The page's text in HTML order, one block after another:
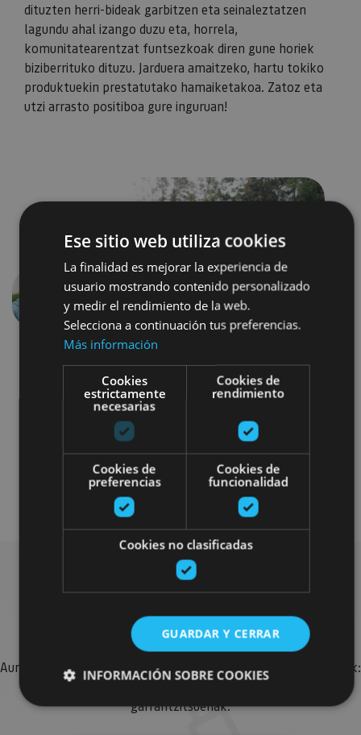
dituzten herri-bideak garbitzen eta seinaleztatzen
lagundu ahal izango duzu eta, horrela,
komunitatearentzat funtsezkoak diren gune horiek
biziberrituko dituzu. Jarduera amaitzeko, hartu tokiko
produktuekin prestatutako hamaiketakoa. Zatoz eta
utzi arrasto positiboa gure inguruan!
Aurrekoa
Otros
Plan disponible para todo el público
Bilatu plan gehiago
Aurkitu zure bidaia Nafarroan osatzeko planak eta iradokizunak:
jarduera antolatuak, bisitak eta agendaren ekitaldi
garrantzitsuenak.
Ese sitio web utiliza cookies
La finalidad es mejorar la experiencia de
usuario mostrando contenido personalizado
y medir el rendimiento de la web.
Selecciona a continuación tus preferencias.
Más información
Cookies
estrictamente
necesarias
Cookies de
rendimiento
Cookies de
preferencias
Cookies de
funcionalidad
Cookies no clasificadas
GUARDAR Y CERRAR
INFORMACIÓN SOBRE COOKIES